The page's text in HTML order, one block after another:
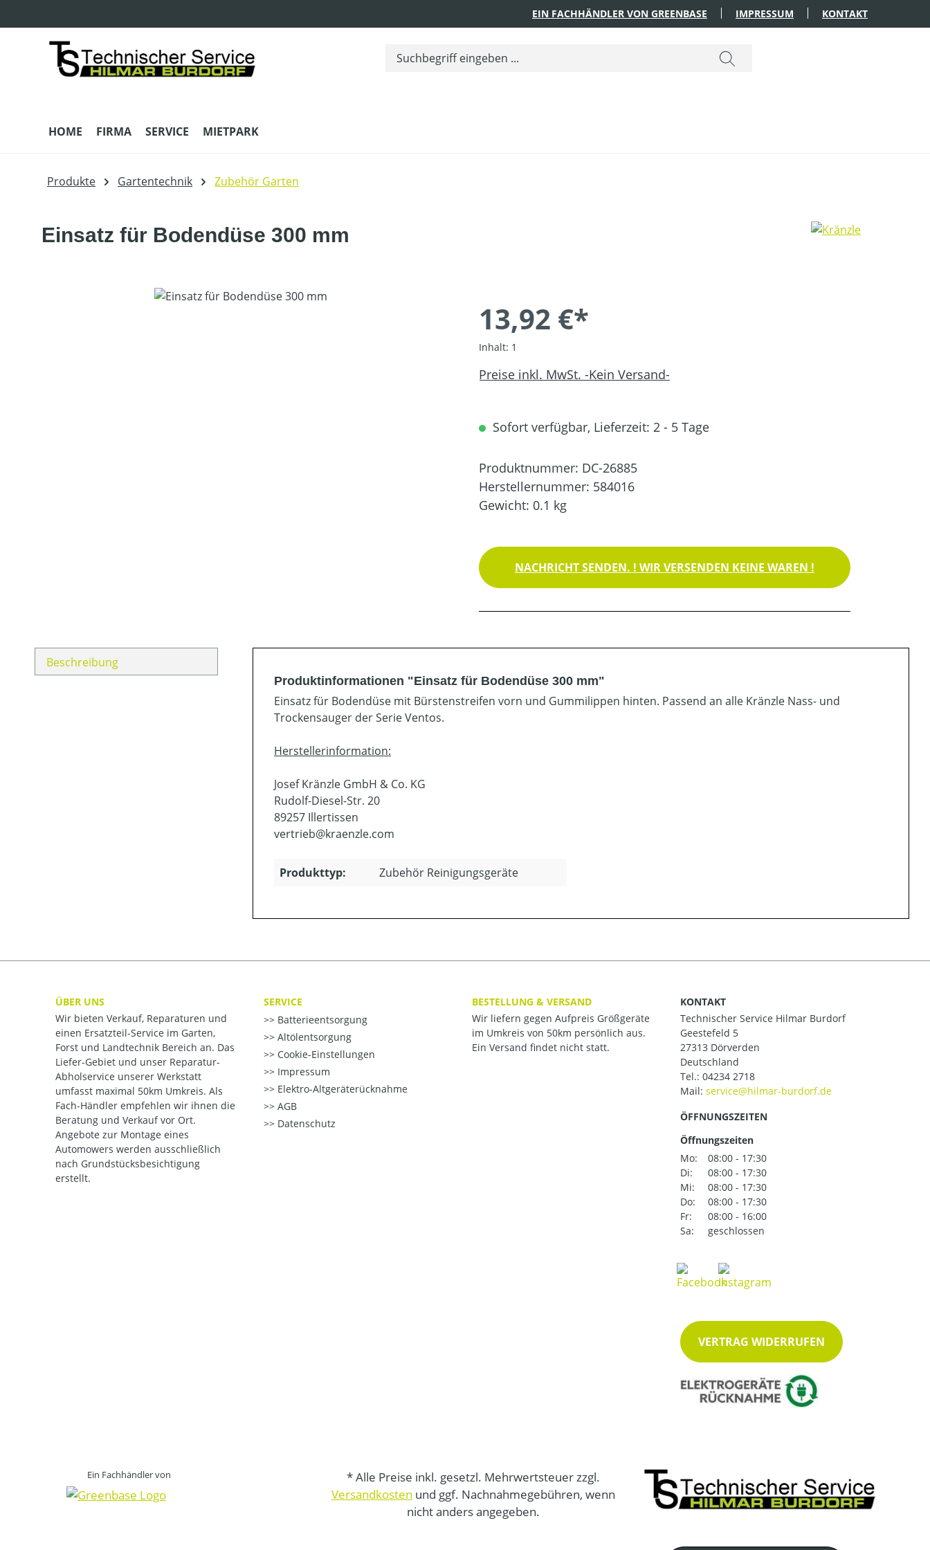
EIN FACHHÄNDLER VON GREENBASE IMPRESSUM KONTAKT
HOME FIRMA SERVICE MIETPARK
Produkte Gartentechnik Zubehör Garten
Einsatz für Bodendüse 300 mm
Bildergalerie überspringen
13,92 €*
Inhalt: 1
Preise inkl. MwSt. -Kein Versand-
Sofort verfügbar, Lieferzeit: 2 - 5 Tage
Produktnummer: DC-26885
Herstellernummer: 584016
Gewicht: 0.1 kg
NACHRICHT SENDEN. ! WIR VERSENDEN KEINE WAREN !
Beschreibung
Produktinformationen "Einsatz für Bodendüse 300 mm"
Einsatz für Bodendüse mit Bürstenstreifen vorn und Gummilippen hinten. Passend an alle Kränzle Nass- und
Trockensauger der Serie Ventos.
Herstellerinformation:
Josef Kränzle GmbH & Co. KG
Rudolf-Diesel-Str. 20
89257 Illertissen
vertrieb@kraenzle.com
Produkttyp: Zubehör Reinigungsgeräte
ÜBER UNS
Wir bieten Verkauf, Reparaturen und
einen Ersatzteil-Service im Garten,
Forst und Landtechnik Bereich an. Das
Liefer-Gebiet und unser Reparatur-
Abholservice unserer Werkstatt
umfasst maximal 50km Umkreis. Als
Fach-Händler empfehlen wir ihnen die
Beratung und Verkauf vor Ort.
Angebote zur Montage eines
Automowers werden ausschließlich
nach Grundstücksbesichtigung
erstellt.
SERVICE
Batterieentsorgung
Altölentsorgung
Cookie-Einstellungen
Impressum
Elektro-Altgeräterücknahme
AGB
Datenschutz
BESTELLUNG & VERSAND
Wir liefern gegen Aufpreis Größgeräte
im Umkreis von 50km persönlich aus.
Ein Versand findet nicht statt.
KONTAKT
Technischer Service Hilmar Burdorf
Geestefeld 5
27313 Dörverden
Deutschland
Tel.: 04234 2718
Mail:
ÖFFNUNGSZEITEN
Öffnungszeiten
Mo:
08:00 - 17:30
Di:
08:00 - 17:30
Mi:
08:00 - 17:30
Do:
08:00 - 17:30
Fr:
08:00 - 16:00
Sa:
geschlossen
VERTRAG WIDERRUFEN
Ein Fachhändler von
* Alle Preise inkl. gesetzl. Mehrwertsteuer zzgl.
Versandkosten und ggf. Nachnahmegebühren, wenn
nicht anders angegeben.